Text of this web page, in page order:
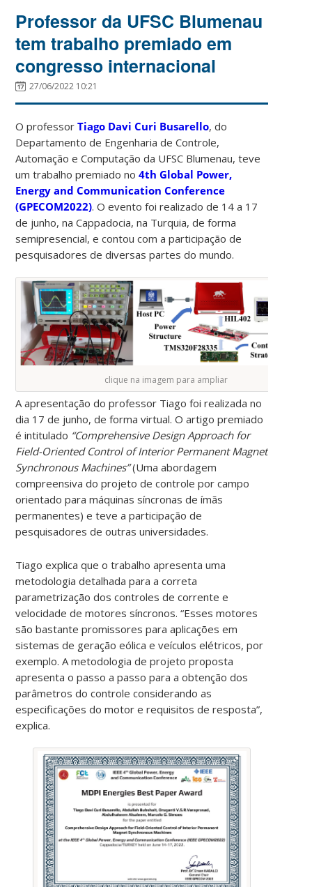
Professor da UFSC Blumenau
tem trabalho premiado em
congresso internacional
27/06/2022 10:21
O professorTiago Davi Curi Busarello, do
Departamento de Engenharia de Controle,
Automação e Computação da UFSC Blumenau, teve
um trabalho premiado no4th Global Power,
Energy and Communication Conference
(GPECOM2022). O evento foi realizado de 14 a 17
de junho, na Cappadocia, na Turquia, de forma
semipresencial, e contou com a participação de
pesquisadores de diversas partes do mundo.
clique na imagem para ampliar
A apresentação do professor Tiago foi realizada no
dia 17 de junho, de forma virtual. O artigo premiado
é intitulado “Comprehensive Design Approach for
Field-Oriented Control of Interior Permanent Magnet
Synchronous Machines”(Uma abordagem
compreensiva do projeto de controle por campo
orientado para máquinas síncronas de ímãs
permanentes) e teve a participação de
pesquisadores de outras universidades.
Tiago explica que o trabalho apresenta uma
metodologia detalhada para a correta
parametrização dos controles de corrente e
velocidade de motores síncronos. “Esses motores
são bastante promissores para aplicações em
sistemas de geração eólica e veículos elétricos, por
exemplo. A metodologia de projeto proposta
apresenta o passo a passo para a obtenção dos
parâmetros do controle considerando as
especificações do motor e requisitos de resposta”,
explica.